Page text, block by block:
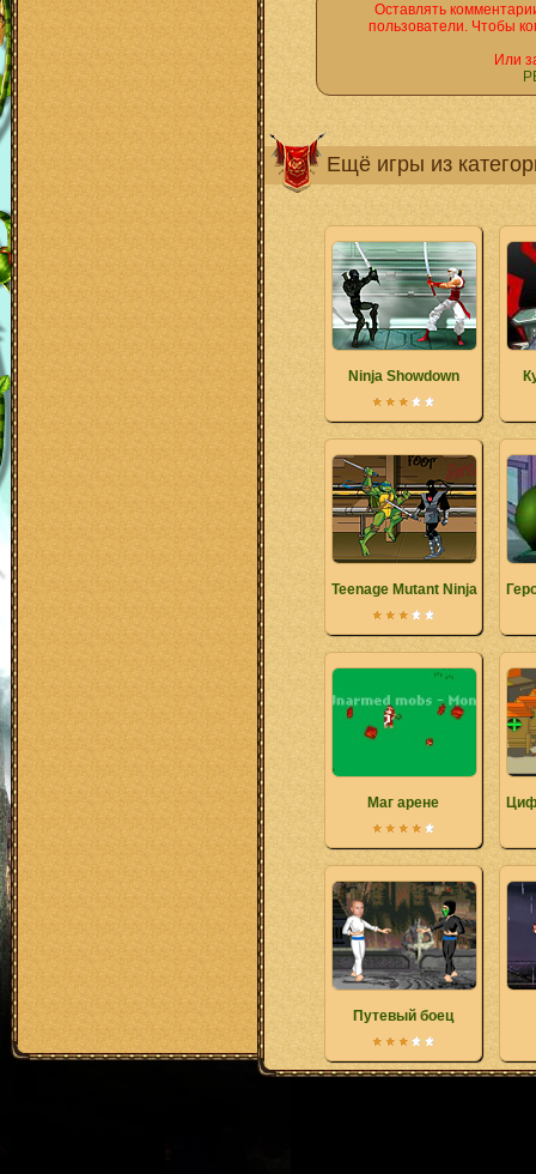
Оставлять
пользователи. Чтобы
Или
Ещё игры из
Ninja Showdown
Teenage Mutant Ninja Turtles
Маг арене
Путевый боец